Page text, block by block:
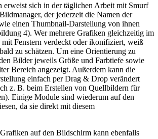
erweist sich in der täglichen Arbeit mit Smurf
der jederzeit die Namen der
einen Thumbnail-Darstellung von ihnen
4). Wer mehrere Grafiken gleichzeitig im
mit Fenstern verdeckt oder ikonifiziert, weiß
zu schätzen. Um eine Orientierung zu
Bilder jeweils Größe und Farbtiefe sowie
Bereich angezeigt. Außerdem kann die
einfach per Drag & Drop verändert
z. B. beim Erstellen von Quellbildern für
Einige Module sind wiederum auf den
da sie direkt mit diesem
auf den Bildschirm kann ebenfalls